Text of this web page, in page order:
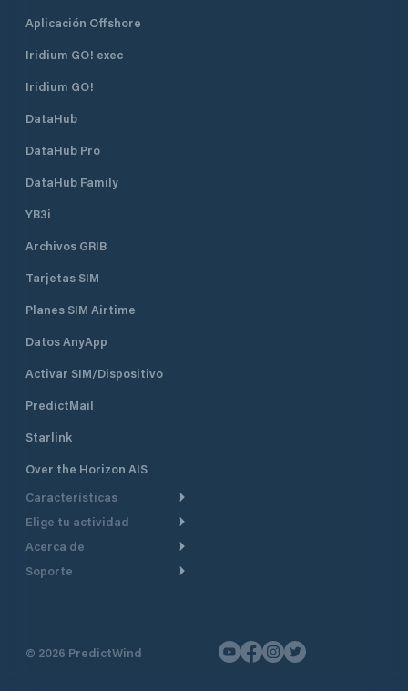
Aplicación Offshore
Iridium GO! exec
Iridium GO!
DataHub
DataHub Pro
DataHub Family
YB3i
Archivos GRIB
Tarjetas SIM
Planes SIM Airtime
Datos AnyApp
Activar SIM/Dispositivo
PredictMail
Starlink
Over the Horizon AIS
Características
Ruta Meteorológica
Seguimiento GPS
Elige tu actividad
Crucero
Navegación a motor
Acerca de
De un vistazo
Soporte
Contáctenos
© 2026 PredictWind